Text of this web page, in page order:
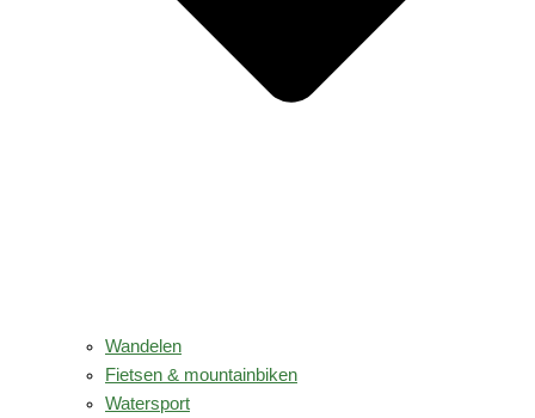
Wandelen
Fietsen & mountainbiken
Watersport